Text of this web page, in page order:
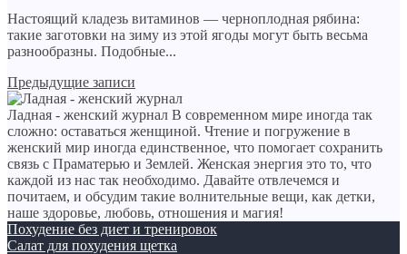
Настоящий кладезь витаминов — черноплодная рябина:
такие заготовки на зиму из этой ягоды могут быть весьма
разнообразны. Подобные...
Предыдущие записи
Ладная - женский журнал В современном мире иногда так
сложно: оставаться женщиной. Чтение и погружение в
женский мир иногда единственное, что помогает сохранить
связь с Праматерью и Землей. Женская энергия это то, что
каждой из нас так необходимо. Давайте отвлечемся и
почитаем, и обсудим такие волнительные вещи, как детки,
наше здоровье, любовь, отношения и магия!
Похудение без диет и тренировок
Салат для похудения щетка